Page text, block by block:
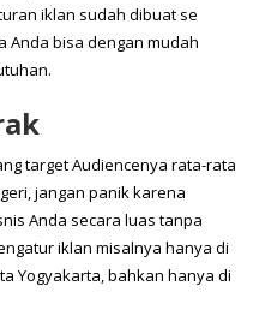
iklan sudah dibuat se
Anda bisa dengan mudah
target Audiencenya rata-rata
jangan panik karena
Anda secara luas tanpa
iklan misalnya hanya di
Yogyakarta, bahkan hanya di